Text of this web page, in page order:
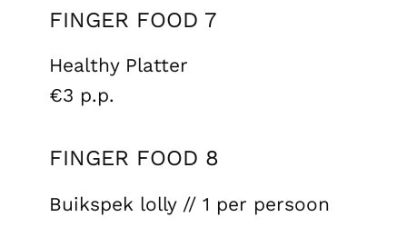
€3,75 p.p
FINGER FOOD 7
€3 p.p.
FINGER FOOD 8